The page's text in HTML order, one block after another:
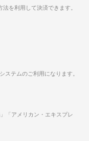
を利用して決済できます。
ステムのご利用になります。
「アメリカン・エキスプレ